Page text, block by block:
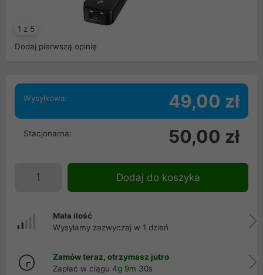
1 z 5
Dodaj pierwszą opinię
Wysyłkowa: 49,00 zł
Stacjonarna: 50,00 zł
Dodaj do koszyka
Mała ilość
Wysyłamy zazwyczaj w 1 dzień
Zamów teraz, otrzymasz jutro
Zapłać w ciągu 4g 9m 29s